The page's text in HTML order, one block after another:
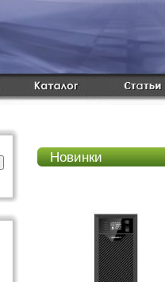
Новинки